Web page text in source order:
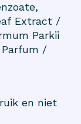
Extract /
Parkii
/
en niet